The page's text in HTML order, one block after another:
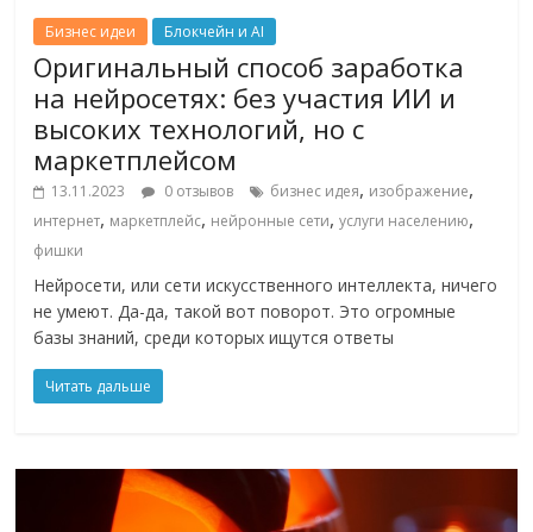
Бизнес идеи Блокчейн и AI
Оригинальный способ заработка
на нейросетях: без участия ИИ и
высоких технологий, но с
маркетплейсом
13.11.2023 0 отзывов бизнес идея, изображение,
интернет, маркетплейс, нейронные сети,услуги населению,
фишки
Нейросети, или сети искусственного интеллекта, ничего
не умеют. Да-да, такой вот поворот. Это огромные
базы знаний, среди которых ищутся ответы
Читать дальше